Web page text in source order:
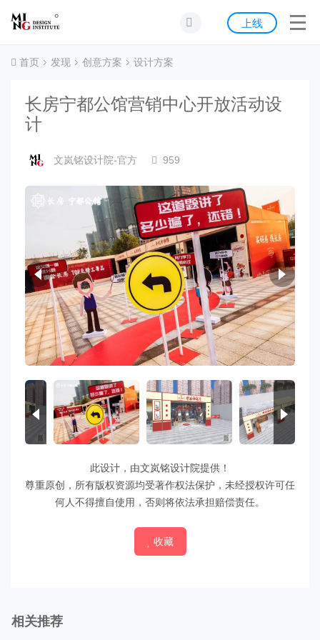
发现
灵感
公告
关于我们
上线
首页 发现 创意方案 设计方案
长房宁都公馆营销中心开放活动设
计
文岚铭设计院-官方 959
此设计，由文岚铭设计院提供！
尊重原创，所有版权资源均受著作权法保护，未经授权许可任
何人不得擅自使用，否则将依法承担赔偿责任。
收藏
相关推荐